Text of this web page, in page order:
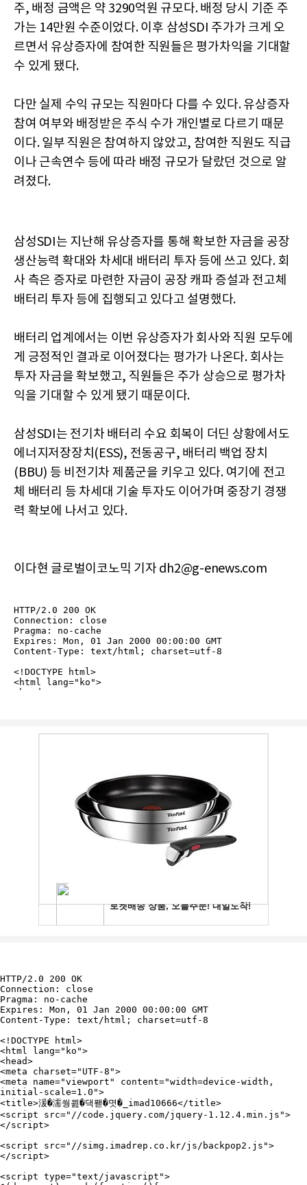
주, 배정 금액은 약 3290억원 규모다. 배정 당시 기준 주
가는 14만원 수준이었다. 이후 삼성SDI 주가가 크게 오
르면서 유상증자에 참여한 직원들은 평가차익을 기대할
수 있게 됐다.
다만 실제 수익 규모는 직원마다 다를 수 있다. 유상증자
참여 여부와 배정받은 주식 수가 개인별로 다르기 때문
이다. 일부 직원은 참여하지 않았고, 참여한 직원도 직급
이나 근속연수 등에 따라 배정 규모가 달랐던 것으로 알
려졌다.
삼성SDI는 지난해 유상증자를 통해 확보한 자금을 공장
생산능력 확대와 차세대 배터리 투자 등에 쓰고 있다. 회
사 측은 증자로 마련한 자금이 공장 캐파 증설과 전고체
배터리 투자 등에 집행되고 있다고 설명했다.
배터리 업계에서는 이번 유상증자가 회사와 직원 모두에
게 긍정적인 결과로 이어졌다는 평가가 나온다. 회사는
투자 자금을 확보했고, 직원들은 주가 상승으로 평가차
익을 기대할 수 있게 됐기 때문이다.
삼성SDI는 전기차 배터리 수요 회복이 더딘 상황에서도
에너지저장장치(ESS), 전동공구, 배터리 백업 장치
(BBU) 등 비전기차 제품군을 키우고 있다. 여기에 전고
체 배터리 등 차세대 기술 투자도 이어가며 중장기 경쟁
력 확보에 나서고 있다.
이다현 글로벌이코노믹 기자 dh2@g-enews.com